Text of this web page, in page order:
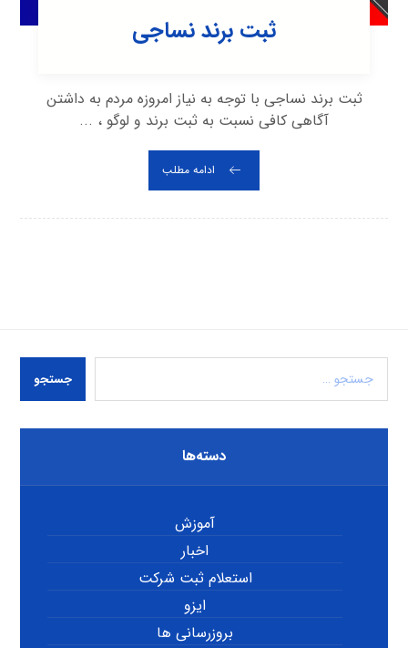
ثبت برند نساجی
ثبت برند نساجی با توجه به نیاز امروزه مردم به داشتن
آگاهی کافی نسبت به ثبت برند و لوگو ، ...
ادامه مطلب
جستجو
دسته‌ها
آموزش
اخبار
استعلام ثبت شرکت
ایزو
بروزرسانی ها